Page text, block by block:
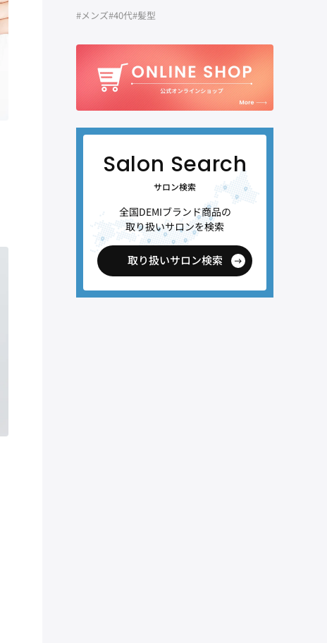
#メンズ#40代#髪型
サロン検索
全国DEMIブランド商品の
取り扱いサロンを検索
取り扱いサロン検索